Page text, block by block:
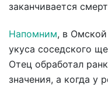
заканчивается
Напомним, в Омской
укуса соседского
Отец обработал
значения, а когда у